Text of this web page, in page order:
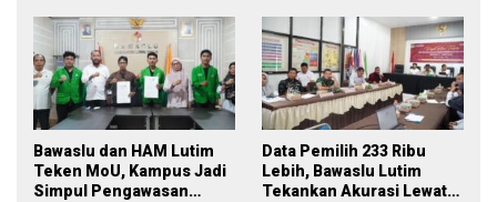
Bawaslu dan HAM Lutim
Teken MoU, Kampus Jadi
Simpul Pengawasan
Data Pemilih 233 Ribu
Lebih, Bawaslu Lutim
Tekankan Akurasi Lewat